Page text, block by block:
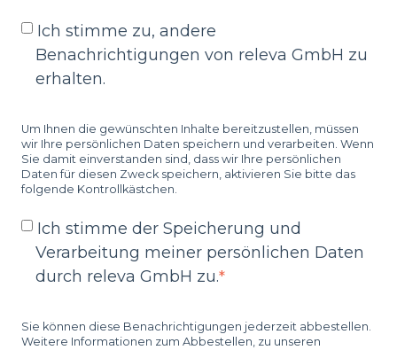
Ich stimme zu, andere
Benachrichtigungen von releva GmbH zu
erhalten.
Um Ihnen die gewünschten Inhalte bereitzustellen, müssen
wir Ihre persönlichen Daten speichern und verarbeiten. Wenn
Sie damit einverstanden sind, dass wir Ihre persönlichen
Daten für diesen Zweck speichern, aktivieren Sie bitte das
folgende Kontrollkästchen.
Ich stimme der Speicherung und
Verarbeitung meiner persönlichen Daten
durch releva GmbH zu.*
Sie können diese Benachrichtigungen jederzeit abbestellen.
Weitere Informationen zum Abbestellen, zu unseren